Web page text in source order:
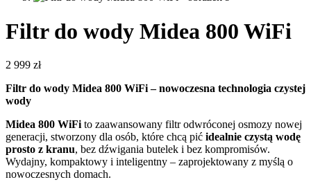
Filtr do wody Midea 800 WiFi
2 999 zł
Filtr do wody Midea 800 WiFi – nowoczesna technologia czystej
wody
Midea 800 WiFi to zaawansowany filtr odwróconej osmozy nowej
generacji, stworzony dla osób, które chcą pić idealnie czystą wodę
prosto z kranu, bez dźwigania butelek i bez kompromisów.
Wydajny, kompaktowy i inteligentny – zaprojektowany z myślą o
nowoczesnych domach.